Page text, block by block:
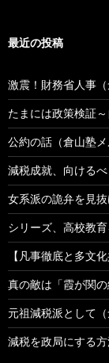
最近の投稿
激震！財務省人事（
たまには政策検証
公約の話（倉山塾メ
減税成就、向ける
女系派の詭弁を見
シリーズ、高校教
【凡事徹底と多文
真の敵は「霞が関
元祖減税派として（
減税を政局にする方